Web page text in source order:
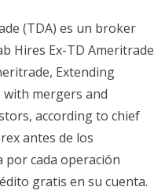
(TDA) es un broker
Hires Ex-TD Ameritrade
Extending
mergers and
according to chief
antes de los
cada operación
gratis en su cuenta.